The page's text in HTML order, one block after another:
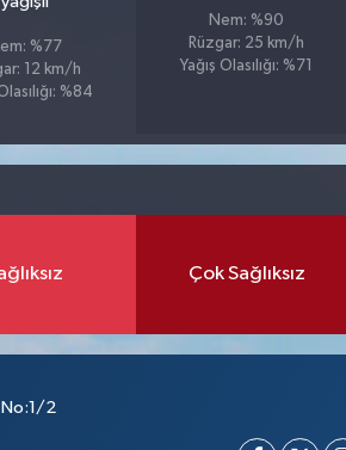
%77
12 km/h
%84
Nem: %90
Rüzgar: 25 km/h
Yağış Olasılığı: %71
Çok Sağlıksız
No:1/2